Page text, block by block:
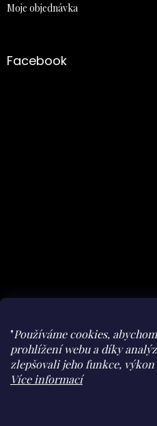
"Používáme cookies,
prohlížení webu a díky
zlepšovali jeho funkce,
Více informací
Moje objednávka
Facebook
Facebook